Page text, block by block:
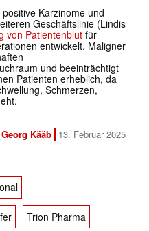
Karzinome und
Geschäftslinie (Lindis
von Patientenblutfür
entwickelt. Maligner
und beeinträchtigt
Patienten erheblich, da
Schmerzen,
Georg Kääb 13. Februar 2025
Trion Pharma